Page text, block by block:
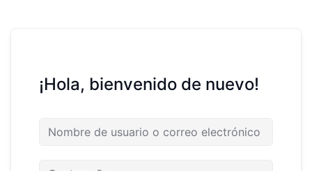
¡Hola, bienvenido de nuevo!